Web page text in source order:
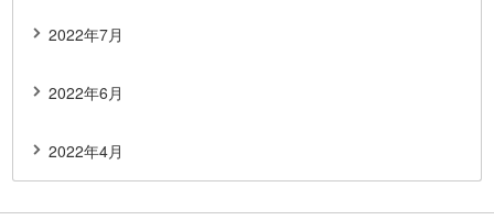
2022年7月
2022年6月
2022年4月